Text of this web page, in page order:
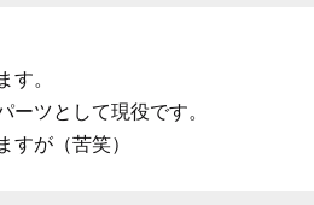
。
ツとして現役です。
すが（苦笑）